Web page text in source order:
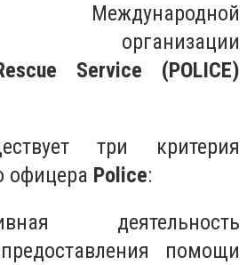
Международной
организации
Service (POLICE)
три критерия
офицера Police:
деятельность
помощи